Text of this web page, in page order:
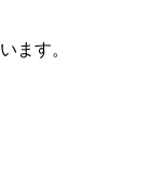
ます。